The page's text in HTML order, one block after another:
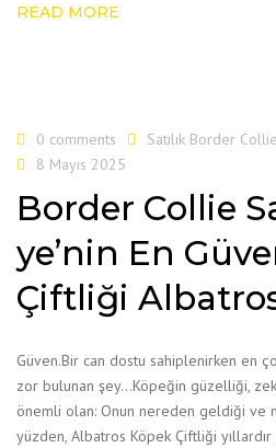
READ MORE
0 comments Satılık Border Collie
8 Mayıs 2025
Border Collie
ye’nin En
Çiftliği
Güven.Bir can dostu sahiplenirken en
zor bulunan şey…Köpeğin güzelliği,
önemli olan: Onun nereden geldiği ve
yüzden, Albatros Köpek Çiftliği